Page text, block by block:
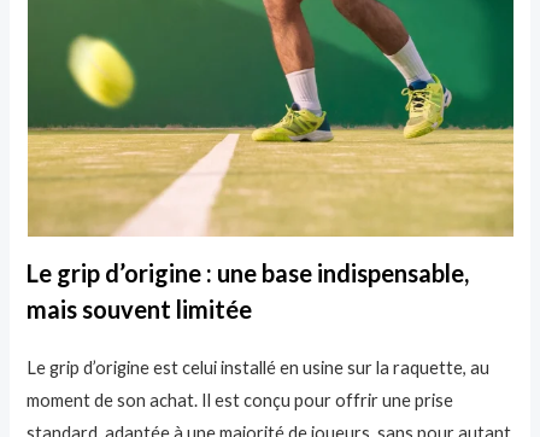
Le grip d’origine : une base indispensable,
mais souvent limitée
Le grip d’origine est celui installé en usine sur la raquette, au
moment de son achat. Il est conçu pour offrir une prise